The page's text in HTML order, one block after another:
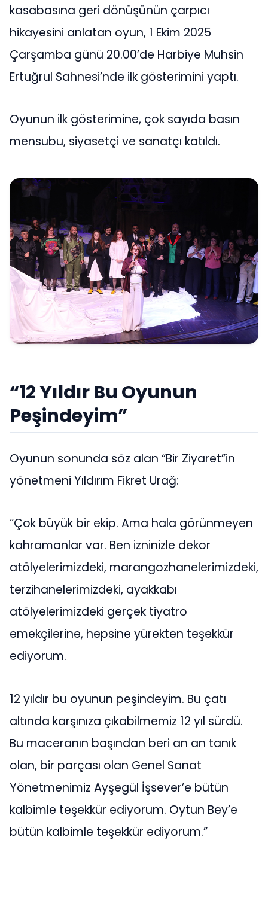
kasabasına geri dönüşünün çarpıcı
hikayesini anlatan oyun, 1 Ekim 2025
Çarşamba günü 20.00’de Harbiye Muhsin
Ertuğrul Sahnesi’nde ilk gösterimini yaptı.
Oyunun ilk gösterimine, çok sayıda basın
mensubu, siyasetçi ve sanatçı katıldı.
“12 Yıldır Bu Oyunun
Peşindeyim”
Oyunun sonunda söz alan “Bir Ziyaret”in
yönetmeni Yıldırım Fikret Urağ:
“Çok büyük bir ekip. Ama hala görünmeyen
kahramanlar var. Ben izninizle dekor
atölyelerimizdeki, marangozhanelerimizdeki,
terzihanelerimizdeki, ayakkabı
atölyelerimizdeki gerçek tiyatro
emekçilerine, hepsine yürekten teşekkür
ediyorum.
12 yıldır bu oyunun peşindeyim. Bu çatı
altında karşınıza çıkabilmemiz 12 yıl sürdü.
Bu maceranın başından beri an an tanık
olan, bir parçası olan Genel Sanat
Yönetmenimiz Ayşegül İşsever’e bütün
kalbimle teşekkür ediyorum. Oytun Bey’e
bütün kalbimle teşekkür ediyorum.”